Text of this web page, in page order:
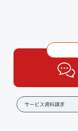
サービス資料請求